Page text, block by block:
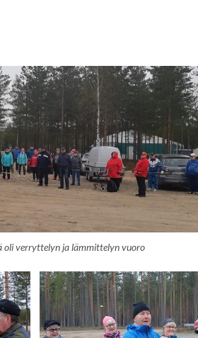
oli verryttelyn ja lämmittelyn vuoro